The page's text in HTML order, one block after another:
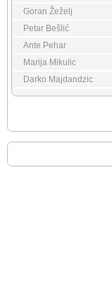
Goran Žeželj
Petar Bešlić
Ante Pehar
Marija Mikulic
Darko Majdandzic